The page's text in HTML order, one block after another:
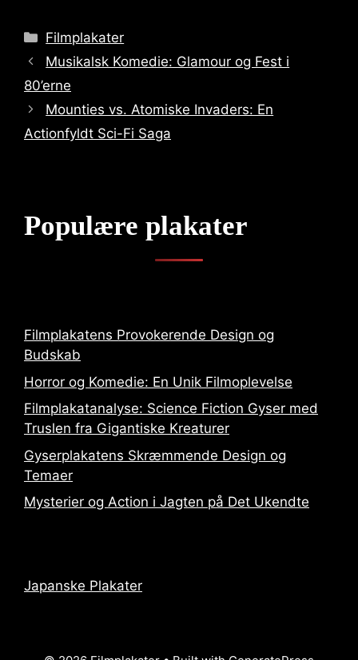
Categories
Filmplakater
Musikalsk Komedie: Glamour og Fest i
80’erne
Mounties vs. Atomiske Invaders: En
Actionfyldt Sci-Fi Saga
Populære plakater
Filmplakatens Provokerende Design og
Budskab
Horror og Komedie: En Unik Filmoplevelse
Filmplakatanalyse: Science Fiction Gyser med
Truslen fra Gigantiske Kreaturer
Gyserplakatens Skræmmende Design og
Temaer
Mysterier og Action i Jagten på Det Ukendte
Japanske Plakater